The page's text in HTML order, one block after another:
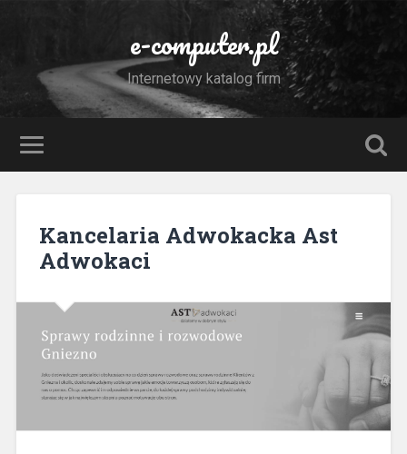
e-computer.pl
Internetowy katalog firm
Kancelaria Adwokacka Ast
Adwokaci